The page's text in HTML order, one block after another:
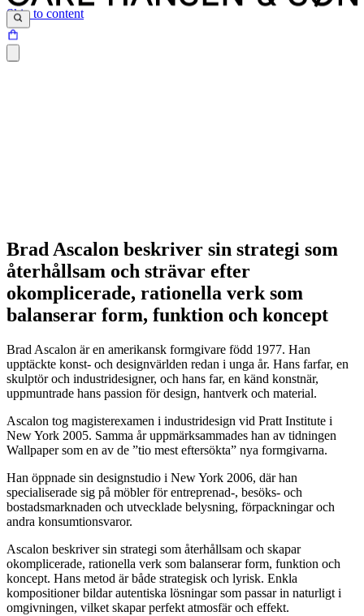
Skip to content
Fokus på hantverk, material och hållbarhet
Brad Ascalon beskriver sin strategi som
återhållsam och strävar efter
okomplicerade, rationella verk som
balanserar form, funktion och koncept
Brad Ascalon är en amerikansk formgivare född 1977. Han
upptäckte konst- och designvärlden redan i unga år. Hans farfar, en
skulptör och industridesigner, och hans far, en känd konstnär,
uppmuntrade hans passion för design, hantverk och material.
Ascalon tog magisterexamen i industridesign vid Pratt Institute i
New York 2005. Samma år uppmärksammades han av tidningen
Wallpaper som en av de ”tio mest eftersökta” nya formgivarna.
Han öppnade sin designstudio i New York 2006, där han
specialiserade sig på möbler för entreprenad-, besöks- och
bostadsmarknaden och utvecklade belysning, förpackningar och
andra konsumtionsvaror.
Ascalon beskriver sin strategi som återhållsam och skapar
okomplicerade, rationella verk som balanserar form, funktion och
koncept. Hans metod är både strategisk och lyrisk. Enkla
kompositioner bildar autentiska lösningar som passar in naturligt i
omgivningen, vilket skapar perfekt atmosfär och effekt.